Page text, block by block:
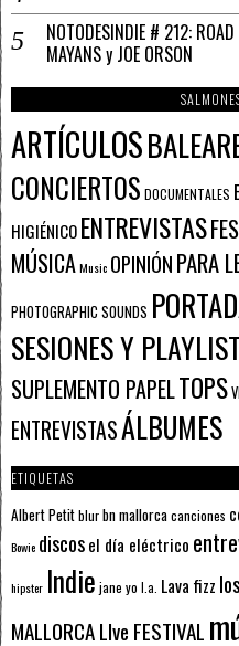
NOTODESINDIE # 212:
MAYANS y JOE ORSON
ARTÍCULOS
CONCIERTOS DOCUMENTALES
HIGIÉNICOENTREVISTAS
MÚSICAMusic OPINIÓNPARA
PHOTOGRAPHIC SOUNDS
SESIONES Y
SUPLEMENTO PAPELTOPS
ENTREVISTASÁLBUMES
ETIQUETAS
Albert Petitblurbn mallorcacanciones
Bowie discosel día eléctrico
hipster Indie jane yo l.a. Lava fizz
MALLORCA LIve FESTIVAL